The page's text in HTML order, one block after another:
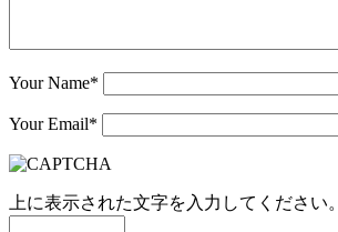
Your Name*
Your Email*
上に表示された文字を入力してください。